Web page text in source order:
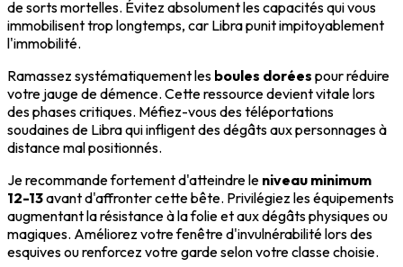
de sorts mortelles. Évitez absolument les capacités qui vous
immobilisent trop longtemps, car Libra punit impitoyablement
l'immobilité.
Ramassez systématiquement les boules dorées pour réduire
votre jauge de démence. Cette ressource devient vitale lors
des phases critiques. Méfiez-vous des téléportations
soudaines de Libra qui infligent des dégâts aux personnages à
distance mal positionnés.
Je recommande fortement d'atteindre le niveau minimum
12-13avant d'affronter cette bête. Privilégiez les équipements
augmentant la résistance à la folie et aux dégâts physiques ou
magiques. Améliorez votre fenêtre d'invulnérabilité lors des
esquives ou renforcez votre garde selon votre classe choisie.